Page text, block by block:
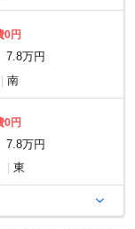
0円
7.8万円
南
0円
7.8万円
東